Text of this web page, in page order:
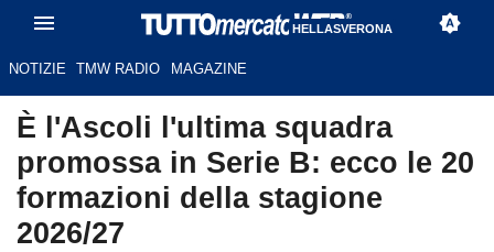
HELLASVERONA
NOTIZIE TMW RADIO MAGAZINE
È l'Ascoli l'ultima squadra
promossa in Serie B: ecco le 20
formazioni della stagione
2026/27